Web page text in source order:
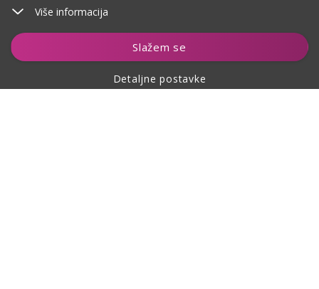
Više informacija
Slažem se
Detaljne postavke
Dodaj u košaricu